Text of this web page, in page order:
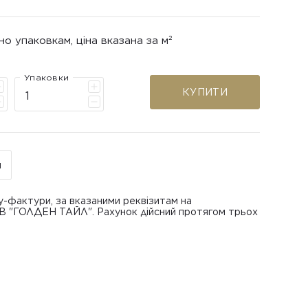
упаковкам, ціна вказана за м²
Упаковки
КУПИТИ
фактури, за вказаними реквізитам на
"ГОЛДЕН ТАЙЛ". Рахунок дійсний протягом трьох